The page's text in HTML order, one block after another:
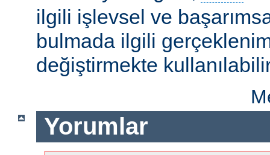
ilgili işlevsel ve
bulmada ilgili
değiştirmekte
Yorumlar